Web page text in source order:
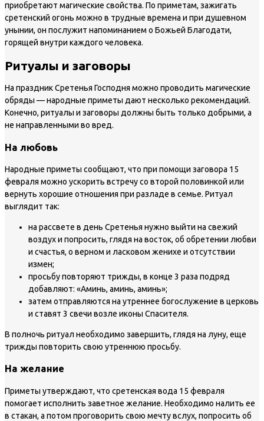
приобретают магические свойства. По приметам, зажигать
сретенский огонь можно в трудные времена и при душевном
унынии, он послужит напоминанием о Божьей Благодати,
горящей внутри каждого человека.
Ритуалы и заговоры
На праздник Сретенья Господня можно проводить магические
обряды — народные приметы дают несколько рекомендаций.
Конечно, ритуалы и заговоры должны быть только добрыми, а
не направленными во вред.
На любовь
Народные приметы сообщают, что при помощи заговора 15
февраля можно ускорить встречу со второй половинкой или
вернуть хорошие отношения при разладе в семье. Ритуал
выглядит так:
на рассвете в день Сретенья нужно выйти на свежий
воздух и попросить, глядя на восток, об обретении любви
и счастья, о верном и ласковом женихе и отсутствии
измен;
просьбу повторяют трижды, в конце 3 раза подряд
добавляют: «Аминь, аминь, аминь»;
затем отправляются на утреннее богослужение в церковь
и ставят 3 свечи возле иконы Спасителя.
В полночь ритуал необходимо завершить, глядя на луну, еще
трижды повторить свою утреннюю просьбу.
На желание
Приметы утверждают, что сретенская вода 15 февраля
помогает исполнить заветное желание. Необходимо налить ее
в стакан, а потом проговорить свою мечту вслух, попросить об